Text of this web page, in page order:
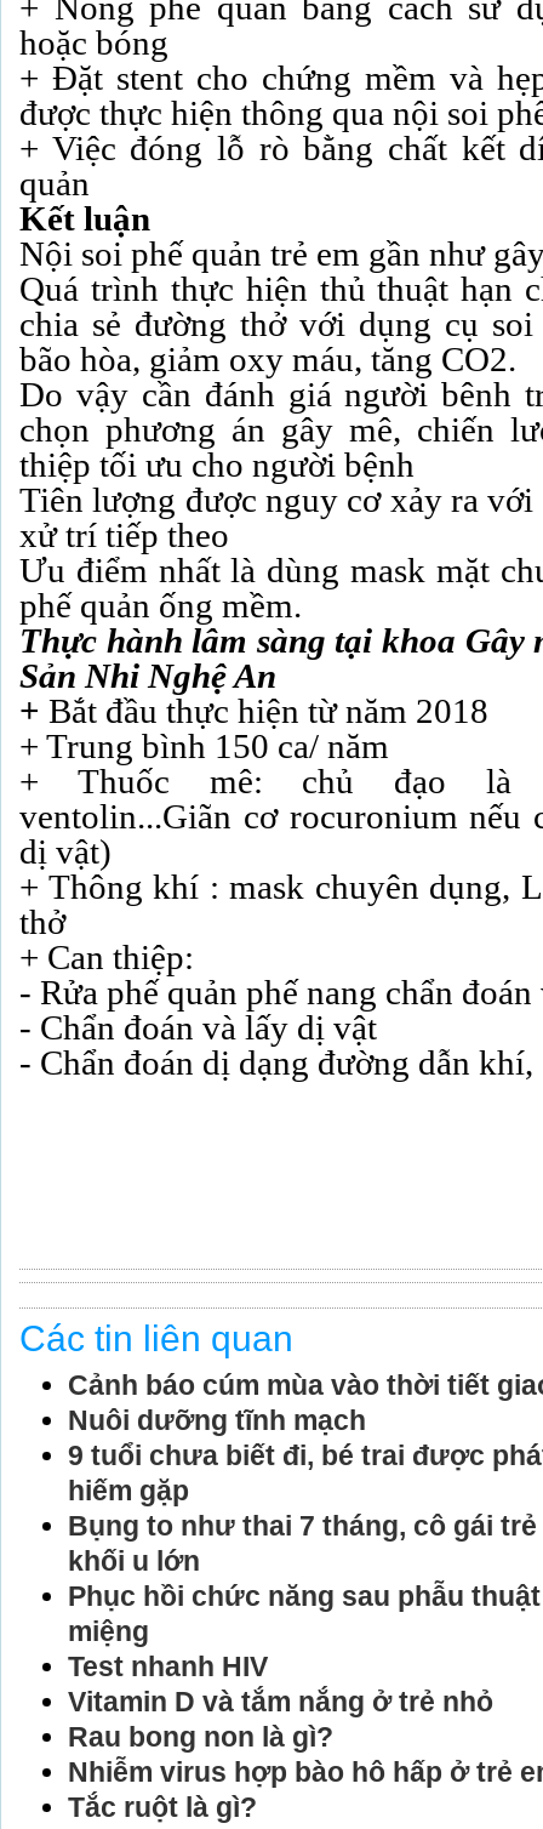
hoặc bóng
+ Đặt stent cho chứng mềm và
được thực hiện thông qua nội soi
+ Việc đóng lỗ rò bằng chất kết
quản
Kết luận
Nội soi phế quản trẻ em gần như
Quá trình thực hiện thủ thuật hạn
chia sẻ đường thở với dụng cụ
bão hòa, giảm oxy máu, tăng CO2.
Do vậy cần đánh giá người bênh
chọn phương án gây mê, chiến
thiệp tối ưu cho người bệnh
Tiên lượng được nguy cơ xảy ra
xử trí tiếp theo
Ưu điểm nhất là dùng mask mặt
phế quản ống mềm.
Thực hành lâm sàng tại khoa Gây
Sản Nhi Nghệ An
+ Bắt đầu thực hiện từ năm 2018
+ Trung bình 150 ca/ năm
+ Thuốc mê: chủ đạo là
ventolin...Giãn cơ rocuronium nếu
dị vật)
+ Thông khí : mask chuyên dụng,
thở
+ Can thiệp:
- Rửa phế quản phế nang chẩn
- Chẩn đoán và lấy dị vật
- Chẩn đoán dị dạng đường dẫn khí,
Các tin liên quan
Cảnh báo cúm mùa vào thời tiết
Nuôi dưỡng tĩnh mạch
9 tuổi chưa biết đi, bé trai được
hiếm gặp
Bụng to như thai 7 tháng, cô gái
khối u lớn
Phục hồi chức năng sau phẫu
miệng
Test nhanh HIV
Vitamin D và tắm nắng ở trẻ nhỏ
Rau bong non là gì?
Nhiễm virus hợp bào hô hấp ở trẻ
Tắc ruột là gì?